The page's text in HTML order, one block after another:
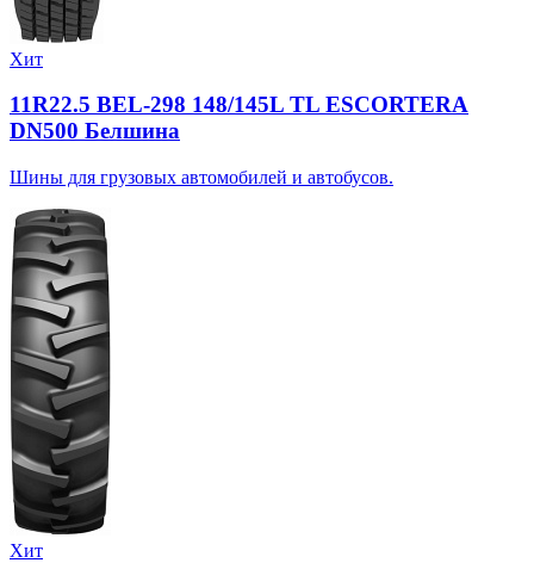
Хит
11R22.5 BEL-298 148/145L TL ESCORTERA
DN500 Белшина
Шины для грузовых автомобилей и автобусов.
Хит